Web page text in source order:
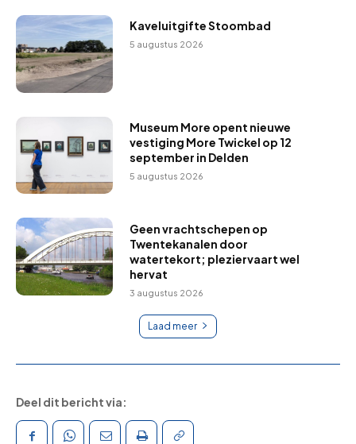
Kaveluitgifte Stoombad
5 augustus 2026
Museum More opent nieuwe
vestiging More Twickel op 12
september in Delden
5 augustus 2026
Geen vrachtschepen op
Twentekanalen door
watertekort; pleziervaart wel
hervat
3 augustus 2026
Laad meer
Deel dit bericht via: